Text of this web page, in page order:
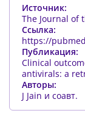
Источник:
The Journal of
Ссылка:
https://
Публикация:
Clinical
antivirals: a
Авторы:
J Jain и соавт.